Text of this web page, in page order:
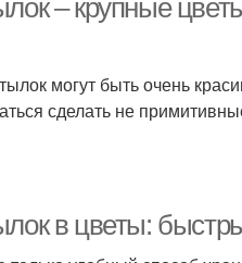
– крупные
могут быть очень
сделать не
в цветы: